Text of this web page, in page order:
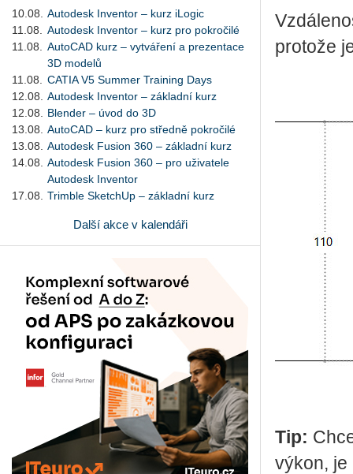
10.08.
Autodesk Inventor – kurz iLogic
11.08.
Autodesk Inventor – kurz pro pokročilé
11.08.
AutoCAD kurz – vytváření a prezentace
3D modelů
11.08.
CATIA V5 Summer Training Days
12.08.
Autodesk Inventor – základní kurz
12.08.
Blender – úvod do 3D
13.08.
AutoCAD – kurz pro středně pokročilé
13.08.
Autodesk Fusion 360 – základní kurz
14.08.
Autodesk Fusion 360 – pro uživatele
Autodesk Inventor
17.08.
Trimble SketchUp – základní kurz
Další akce v kalendáři
protože
Tip:
výkon, je